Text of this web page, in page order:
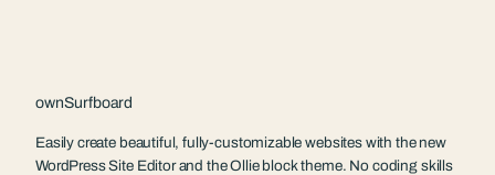
ownSurfboard
Easily create beautiful, fully-customizable websites with the new
WordPress Site Editor and the Ollie block theme. No coding skills